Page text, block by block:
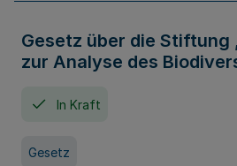
Gesetz über die
zur Analyse des
In Kraft
Gesetz